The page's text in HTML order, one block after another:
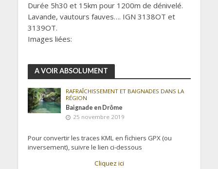
Durée 5h30 et 15km pour 1200m de dénivelé.
Lavande, vautours fauves…. IGN 3138OT et
3139OT.
Images liées:
A VOIR ABSOLUMENT
RAFRAÎCHISSEMENT ET BAIGNADES DANS LA
RÉGION
Baignade en Drôme
25 novembre 2019
Pour convertir les traces KML en fichiers GPX (ou
inversement), suivre le lien ci-dessous
Cliquez ici